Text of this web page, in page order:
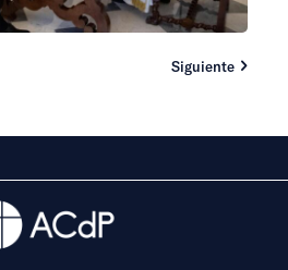
Siguiente